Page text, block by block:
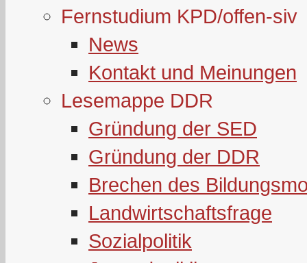
Fernstudium KPD/offen-siv
News
Kontakt und Meinungen
Lesemappe DDR
Gründung der SED
Gründung der DDR
Brechen des
Landwirtschaftsfrage
Sozialpolitik